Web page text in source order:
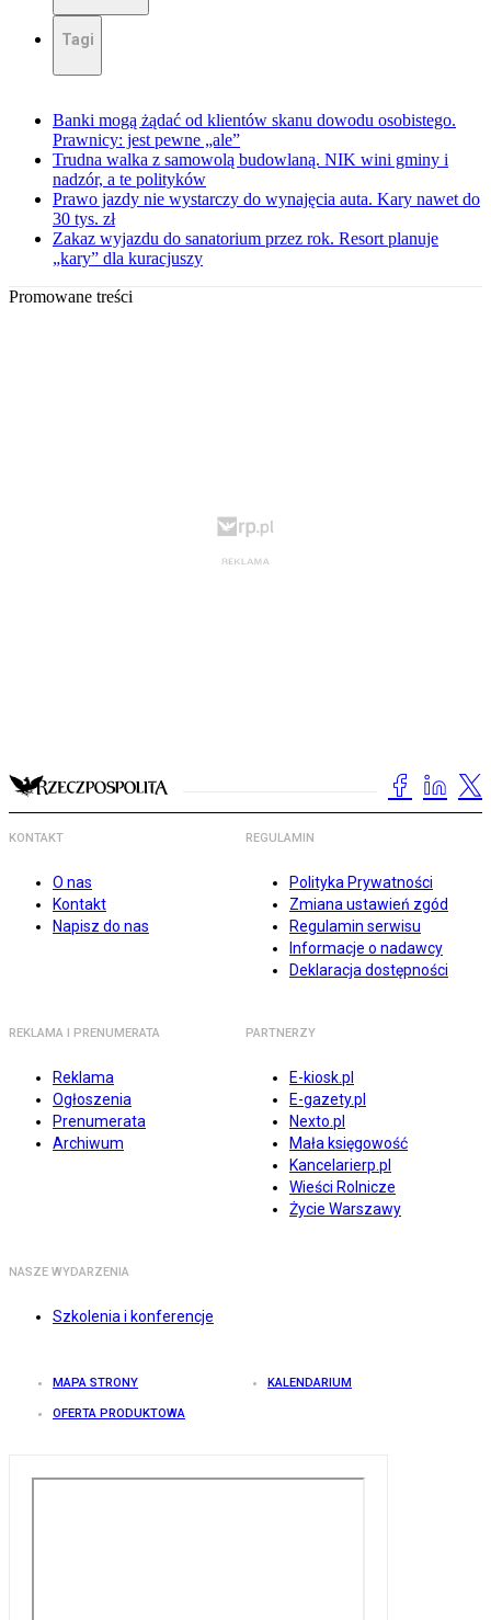
Tagi
Banki mogą żądać od klientów skanu dowodu osobistego.
Prawnicy: jest pewne „ale”
Trudna walka z samowolą budowlaną. NIK wini gminy i
nadzór, a te polityków
Prawo jazdy nie wystarczy do wynajęcia auta. Kary nawet do
30 tys. zł
Zakaz wyjazdu do sanatorium przez rok. Resort planuje
„kary” dla kuracjuszy
Promowane treści
KONTAKT
O nas
Kontakt
Napisz do nas
REGULAMIN
Polityka Prywatności
Zmiana ustawień zgód
Regulamin serwisu
Informacje o nadawcy
Deklaracja dostępności
REKLAMA I PRENUMERATA
Reklama
Ogłoszenia
Prenumerata
Archiwum
PARTNERZY
E-kiosk.pl
E-gazety.pl
Nexto.pl
Mała księgowość
Kancelarierp.pl
Wieści Rolnicze
Życie Warszawy
NASZE WYDARZENIA
Szkolenia i konferencje
MAPA STRONY KALENDARIUM
OFERTA PRODUKTOWA